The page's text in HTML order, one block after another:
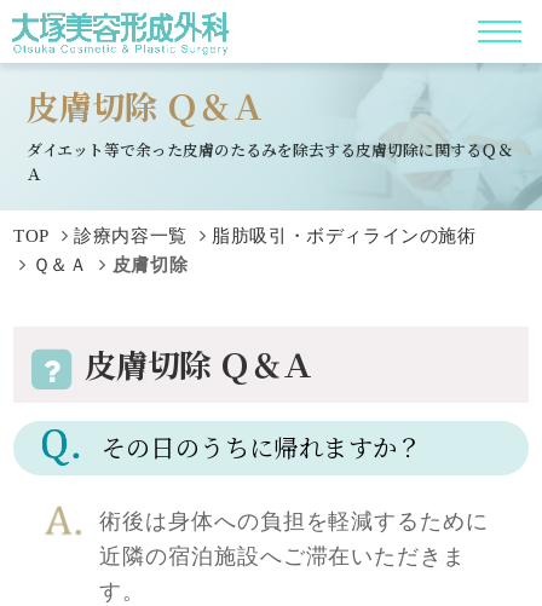
皮膚切除 Ｑ＆Ａ
ダイエット等で余った皮膚のたるみを除去する皮膚切除に関するＱ＆
Ａ
TOP 診療内容一覧
脂肪吸引・ボディラインの施術
Ｑ＆Ａ
皮膚切除
皮膚切除 Ｑ＆Ａ
その日のうちに帰れますか？
術後は身体への負担を軽減するために
近隣の宿泊施設へご滞在いただきま
す。